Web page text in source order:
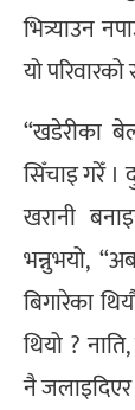
भित्र्याउन
यो
“खडेरीका
सिँचाइ गरेँ ।
खरानी
भन्नुभयो,
बिगारेका
थियो ?
नै जलाइदिएर